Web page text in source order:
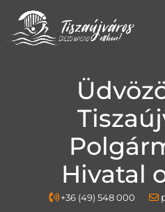
Hivatal
Telefon
+36 (49) 548 000